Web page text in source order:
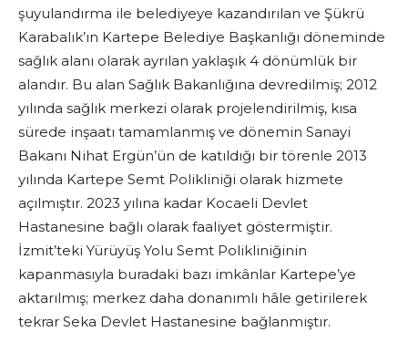
şuyulandırma ile belediyeye kazandırılan ve Şükrü
Karabalık’ın Kartepe Belediye Başkanlığı döneminde
sağlık alanı olarak ayrılan yaklaşık 4 dönümlük bir
alandır. Bu alan Sağlık Bakanlığına devredilmiş; 2012
yılında sağlık merkezi olarak projelendirilmiş, kısa
sürede inşaatı tamamlanmış ve dönemin Sanayi
Bakanı Nihat Ergün’ün de katıldığı bir törenle 2013
yılında Kartepe Semt Polikliniği olarak hizmete
açılmıştır. 2023 yılına kadar Kocaeli Devlet
Hastanesine bağlı olarak faaliyet göstermiştir.
İzmit’teki Yürüyüş Yolu Semt Polikliniğinin
kapanmasıyla buradaki bazı imkânlar Kartepe’ye
aktarılmış; merkez daha donanımlı hâle getirilerek
tekrar Seka Devlet Hastanesine bağlanmıştır.